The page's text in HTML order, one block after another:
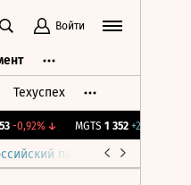
Войти
Техуспех
-0,92%↓ MGTS 1 352 +2,89%
парламент